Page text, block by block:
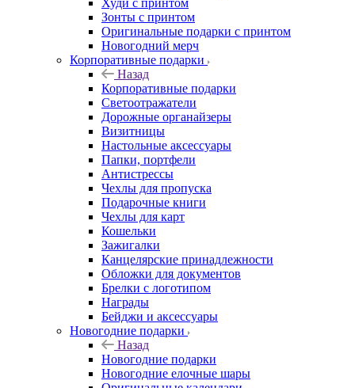
Худи с принтом
Зонты с принтом
Оригинальные подарки с принтом
Новогодний мерч
Корпоративные подарки
Назад
Корпоративные подарки
Светоотражатели
Дорожные органайзеры
Визитницы
Настольные аксессуары
Папки, портфели
Антистрессы
Чехлы для пропуска
Подарочные книги
Чехлы для карт
Кошельки
Зажигалки
Канцелярские принадлежности
Обложки для документов
Брелки с логотипом
Награды
Бейджи и аксессуары
Новогодние подарки
Назад
Новогодние подарки
Новогодние елочные шары